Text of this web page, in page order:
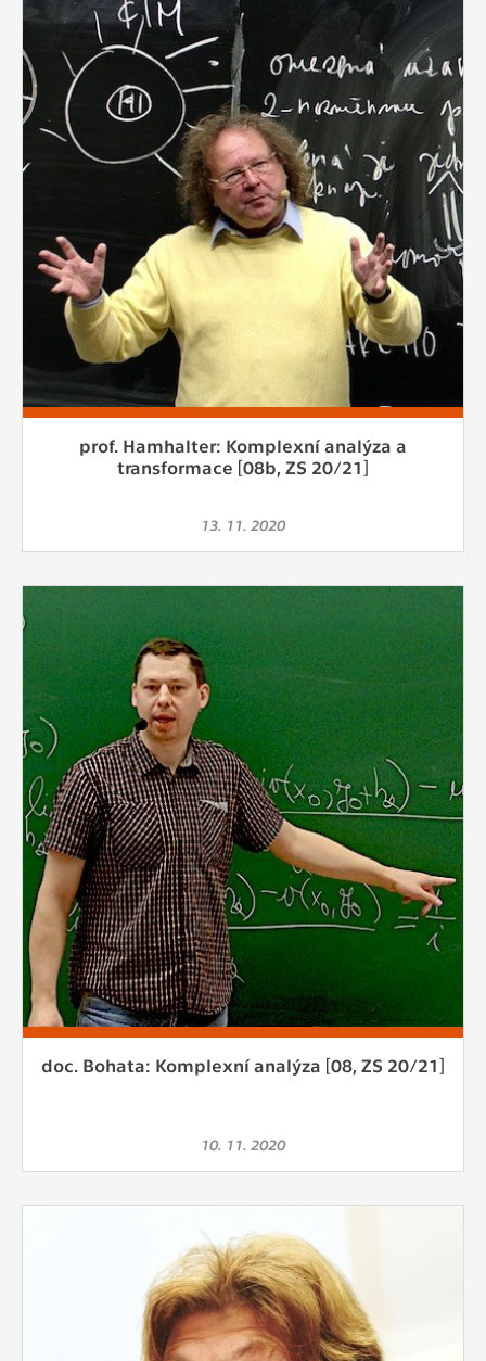
prof. Hamhalter: Komplexní analýza a
transformace [08b, ZS 20/21]
13. 11. 2020
doc. Bohata: Komplexní analýza [08, ZS 20/21]
10. 11. 2020